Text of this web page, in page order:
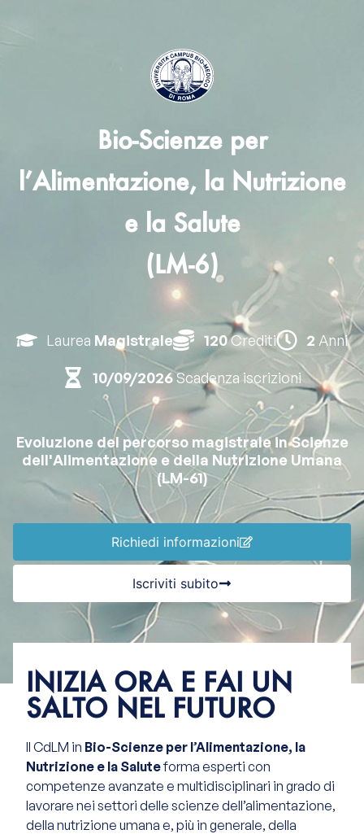
Bio-Scienze per
l’Alimentazione, la Nutrizione
e la Salute
(LM-6)
Laurea Magistrale 120Crediti 2 Anni
10/09/2026Scadenza iscrizioni
Evoluzione del percorso magistrale in Scienze
dell'Alimentazione e della Nutrizione Umana
(LM-61)
Richiedi informazioni
Iscriviti subito
INIZIA ORA E FAI UN
SALTO NEL FUTURO
Il CdLM in Bio-Scienze per l’Alimentazione, la
Nutrizione e la Saluteforma esperti con
competenze avanzate e multidisciplinari in grado di
lavorare nei settori delle scienze dell’alimentazione,
della nutrizione umana e, più in generale, della